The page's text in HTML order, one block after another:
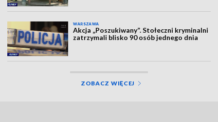
WARSZAWA
Akcja „Poszukiwany”. Stołeczni kryminalni
zatrzymali blisko 90 osób jednego dnia
ZOBACZ WIĘCEJ